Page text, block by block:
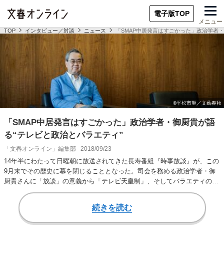
電子版TOP
メニュー
TOP インタビュー／対談 ニュース 「SMAP中居発言はすごかった」政治学者
「SMAP中居発言はすごかった」政治学者・御厨貴が語
る“テレビと政治とバラエティ”
「文春オンライン」編集部 2018/09/23
14年半にわたって日曜朝に放送されてきた長寿番組『時事放談』が、この
9月末でその歴史に幕を閉じることとなった。司会を務める政治学者・御
厨貴さんに「放談」の意義から「テレビ天皇制」、そしてバラエティの見
方まで、そのテ…
続きを読む